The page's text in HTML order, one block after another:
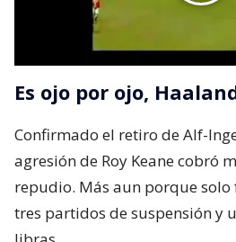
Es ojo por ojo,
Confirmado el retiro de Alf-
agresión de Roy Keane cobró
repudio. Más aun porque solo
tres partidos de suspensión y